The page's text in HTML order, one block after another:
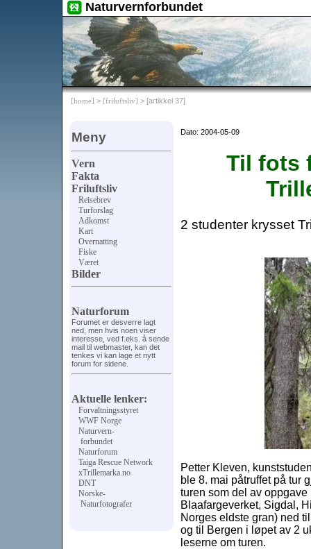
Naturvernforbundet
[home] > [friluftsliv] > [artikkel 37]
Meny
Vern
Fakta
Friluftsliv
Reisebrev
Turforslag
Adkomst
Kart
Overnatting
Fiske
Været
Bilder
Naturforum
Forumet er desverre lagt
ned, men hvis noen viser
interesse, ved f.eks. å sende
mail til webmaster, kan det
tenkes vi kan lage et nytt
forum for sidene.
Aktuelle lenker:
Forvaltningsstyret
WWF Norge
Naturvern-
forbundet
Naturforum
Taiga Rescue Network
xTrillemarka.no
DNT
Norske-
Naturfotografer
Dato: 2004-05-09
Til fots
2 studenter krysset
Petter Kleven,
ble 8. mai påtruffet på tur
turen som del av
Blaafargeverket, Sigdal,
Norges eldste gran) ned
og til Bergen i løpet av 2
leserne om turen.